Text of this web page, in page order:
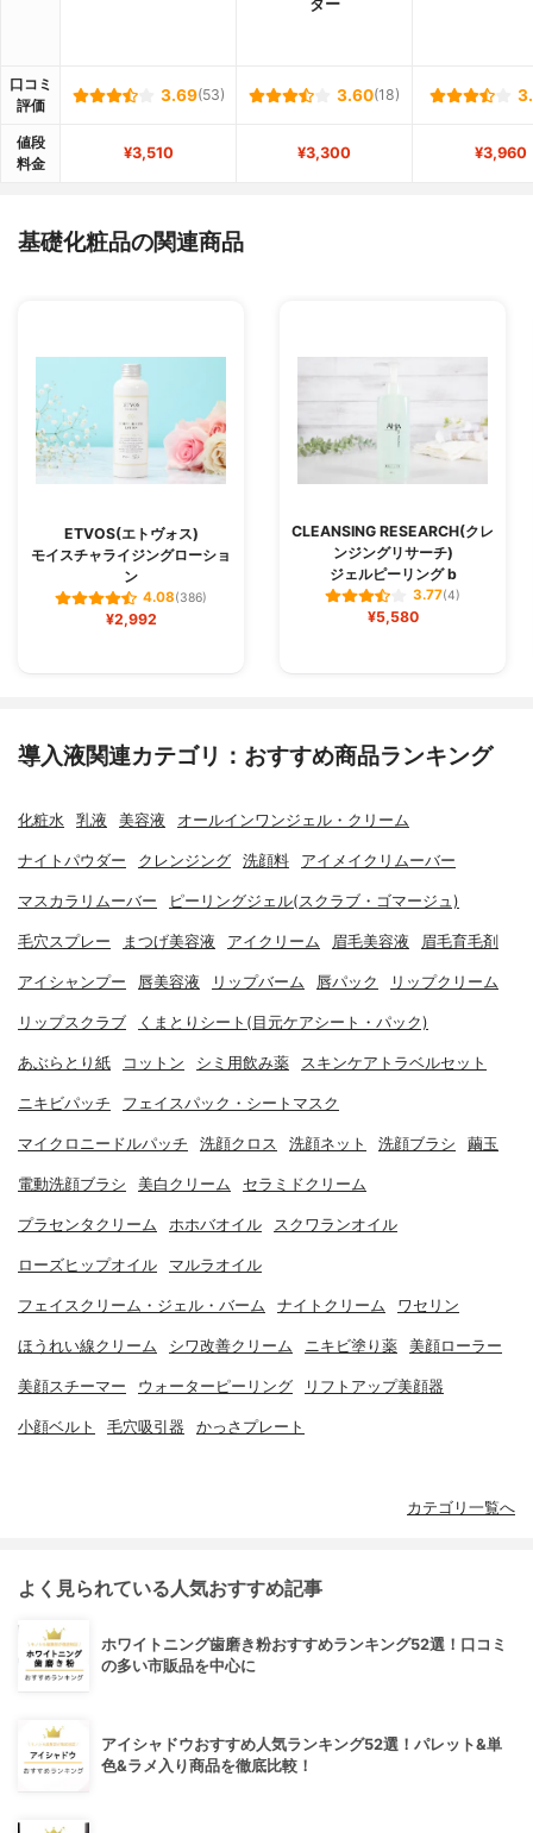
ター
口コミ
評価
3.69(53) 3.60(18)
値段
料金
¥3,510 ¥3,300 ¥3,960
基礎化粧品の関連商品
ETVOS(エトヴォス)
モイスチャライジングローショ
ン
4.08(386)
¥2,992
CLEANSING RESEARCH(クレ
ンジングリサーチ)
ジェルピーリング b
3.77(4)
¥5,580
導入液関連カテゴリ：おすすめ商品ランキング
化粧水 乳液 美容液 オールインワンジェル・クリーム
ナイトパウダー クレンジング 洗顔料 アイメイクリムーバー
マスカラリムーバー ピーリングジェル(スクラブ・ゴマージュ)
毛穴スプレー まつげ美容液 アイクリーム 眉毛美容液 眉毛育毛剤
アイシャンプー 唇美容液 リップバーム 唇パック リップクリーム
リップスクラブ くまとりシート(目元ケアシート・パック)
あぶらとり紙 コットン シミ用飲み薬 スキンケアトラベルセット
ニキビパッチ フェイスパック・シートマスク
マイクロニードルパッチ 洗顔クロス 洗顔ネット 洗顔ブラシ 繭玉
電動洗顔ブラシ 美白クリーム セラミドクリーム
プラセンタクリーム ホホバオイル スクワランオイル
ローズヒップオイル マルラオイル
フェイスクリーム・ジェル・バーム ナイトクリーム ワセリン
ほうれい線クリーム シワ改善クリーム ニキビ塗り薬 美顔ローラー
美顔スチーマー ウォーターピーリング リフトアップ美顔器
小顔ベルト 毛穴吸引器 かっさプレート
カテゴリ一覧へ
よく見られている人気おすすめ記事
ホワイトニング歯磨き粉おすすめランキング52選！口コミ
の多い市販品を中心に
アイシャドウおすすめ人気ランキング52選！パレット&単
色&ラメ入り商品を徹底比較！